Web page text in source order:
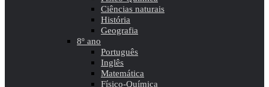
Ciências naturais
História
Geografia
8º ano
Português
Inglês
Matemática
Físico-Química